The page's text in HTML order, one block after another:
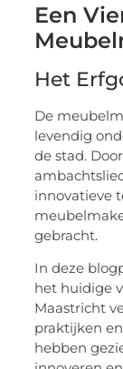
Een
Het
De
levendig
de stad.
innovatieve
gebracht.
In deze
het huidige
Maastricht
praktijken
hebben